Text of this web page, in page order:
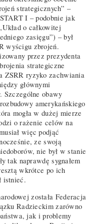
strategicznych” –
I – podobnie jak
o całkowitej
zasięgu”) – był
wyścigu zbrojeń.
przez prezydenta
strategiczne
ZSRR ryzyko zachwiania
głównymi
Szczególne obawy
amerykańskiego
mogła w dużej mierze
o rażenie celów na
więc podjąć
ze swoją
nie był w stanie
tak naprawdę sygnałem
wkrótce po ich
istnieć.
została Federacja
Radzieckim zarówno
jak i problemy